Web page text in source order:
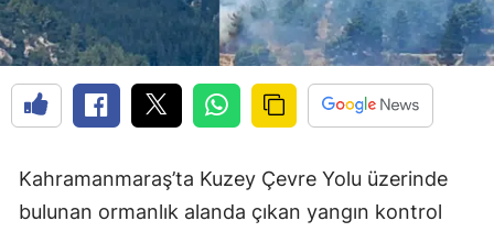
Kahramanmaraş’ta Kuzey Çevre Yolu üzerinde
bulunan ormanlık alanda çıkan yangın kontrol